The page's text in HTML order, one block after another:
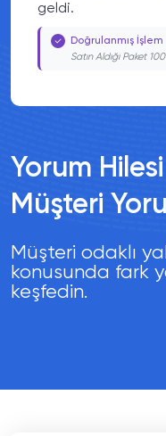
Yorum
Müşteri
Müşteri odaklı
konusunda fark
keşfedin.